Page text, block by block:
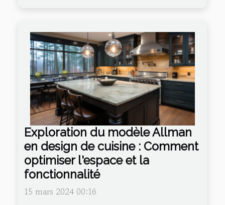
Exploration du modèle Allman
en design de cuisine : Comment
optimiser l'espace et la
fonctionnalité
15 mars 2024 00:16